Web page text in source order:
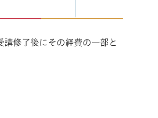
修了後にその経費の一部と